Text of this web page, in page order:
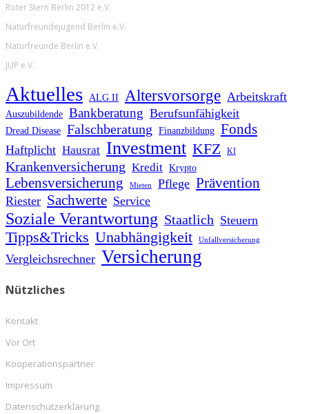
Roter Stern Berlin 2012 e.V.
Naturfreundejugend Berlin e.V.
Naturfreunde Berlin e.V.
JUP e.V.
Aktuelles ALG II Altersvorsorge Arbeitskraft
Auszubildende Bankberatung Berufsunfähigkeit
Dread Disease Falschberatung Finanzbildung Fonds
Haftplicht Hausrat Investment KFZ KI
Krankenversicherung Kredit Krypto
Lebensversicherung Mieten Pflege Prävention
Riester Sachwerte Service
Soziale Verantwortung Staatlich Steuern
Tipps&Tricks Unabhängigkeit Unfallversicherung
Vergleichsrechner Versicherung
Nützliches
Kontakt
Vor Ort
Kooperationspartner
Impressum
Datenschutzerklärung